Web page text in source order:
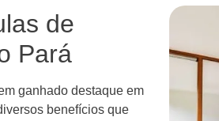
de
Pará
ganhado destaque em
benefícios que